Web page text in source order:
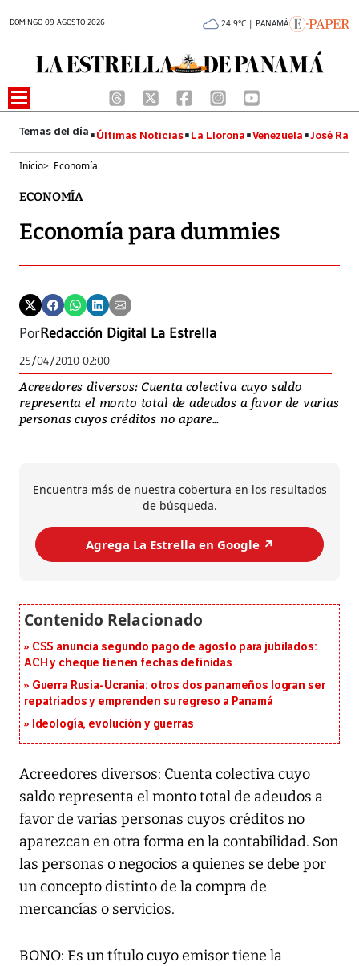
DOMINGO 09 AGOSTO 2026 24.9°C | PANAMÁ
Últimas Noticias La Llorona Venezuela José
Inicio> Economía
ECONOMÍA
Economía para dummies
PorRedacción Digital La Estrella
25/04/2010 02:00
Acreedores diversos: Cuenta colectiva cuyo saldo
representa el monto total de adeudos a favor de varias
personas cuyos créditos no apare...
Encuentra más de nuestra cobertura en los resultados
de búsqueda.
Agrega La Estrella en Google ↗️
CSS anuncia segundo pago de agosto para jubilados:
ACH y cheque tienen fechas definidas
Guerra Rusia-Ucrania: otros dos panameños logran ser
repatriados y emprenden su regreso a Panamá
Ideología, evolución y guerras
Acreedores diversos: Cuenta colectiva cuyo
saldo representa el monto total de adeudos a
favor de varias personas cuyos créditos no
aparezcan en otra forma en la contabilidad. Son
las personas o negocios a quienes se debe por
un concepto distinto de la compra de
mercancías o servicios.
BONO: Es un título cuyo emisor tiene la